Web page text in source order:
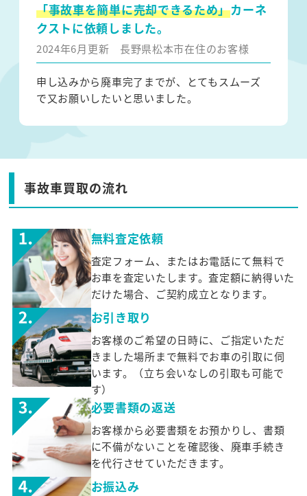
「事故車を簡単に売却できるため」カーネ
クストに依頼しました。
2024年6月更新 長野県松本市在住のお客様
申し込みから廃車完了までが、とてもスムーズ
で又お願いしたいと思いました。
事故車買取の流れ
無料査定依頼
査定フォーム、またはお電話にて無料で
お車を査定いたします。査定額に納得いた
だけた場合、ご契約成立となります。
お引き取り
お客様のご希望の日時に、ご指定いただ
きました場所まで無料でお車の引取に伺
います。（立ち会いなしの引取も可能で
す）
必要書類の返送
お客様から必要書類をお預かりし、書類
に不備がないことを確認後、廃車手続き
を代行させていただきます。
お振込み